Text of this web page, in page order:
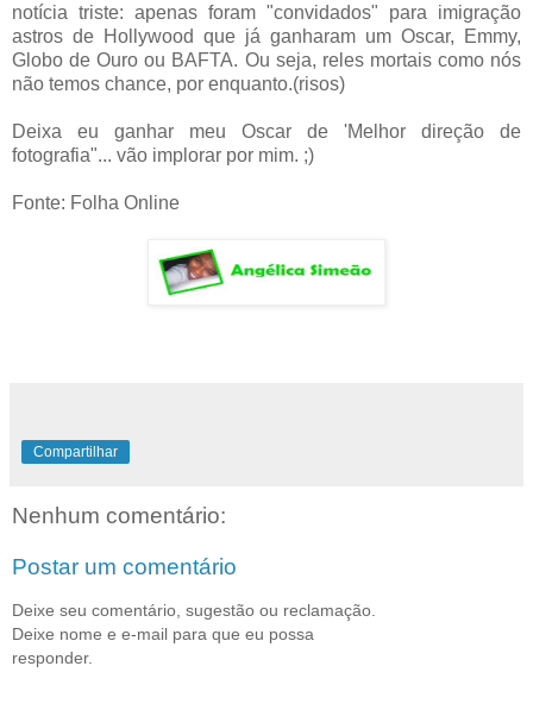
notícia triste: apenas foram "convidados" para imigração
astros de Hollywood que já ganharam um Oscar, Emmy,
Globo de Ouro ou BAFTA. Ou seja, reles mortais como nós
não temos chance, por enquanto.(risos)
Deixa eu ganhar meu Oscar de 'Melhor direção de
fotografia"... vão implorar por mim. ;)
Fonte: Folha Online
Compartilhar
Nenhum comentário:
Postar um comentário
Deixe seu comentário, sugestão ou reclamação.
Deixe nome e e-mail para que eu possa
responder.